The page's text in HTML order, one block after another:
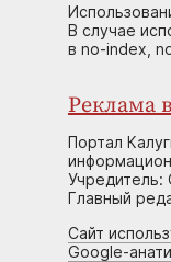
В случае
в no-index,
Реклама
Портал
Учредитель:
Главный
Сайт
Google-